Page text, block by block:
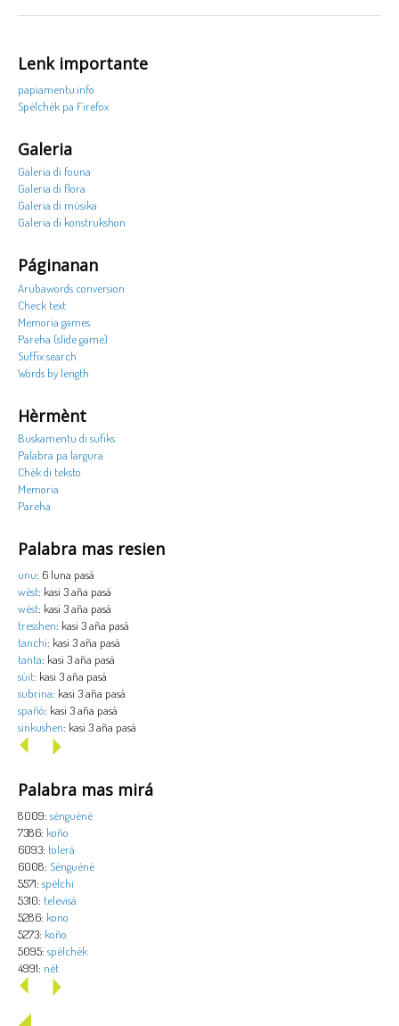
Lenk importante
papiamentu.info
Spèlchèk pa Firefox
Galeria
Galeria di founa
Galeria di flora
Galeria di músika
Galeria di konstrukshon
Páginanan
Arubawords conversion
Check text
Memoria games
Pareha (slide game)
Suffix search
Words by length
Hèrmènt
Buskamentu di sufiks
Palabra pa largura
Chèk di teksto
Memoria
Pareha
Palabra mas resien
unu: 6 luna pasá
wèst: kasi 3 aña pasá
wèst: kasi 3 aña pasá
tresshen: kasi 3 aña pasá
tanchi: kasi 3 aña pasá
tanta: kasi 3 aña pasá
sùit: kasi 3 aña pasá
subrina: kasi 3 aña pasá
spañó: kasi 3 aña pasá
sinkushen: kasi 3 aña pasá
Palabra mas mirá
8009: sènguènè
7386: koño
6093: tolerá
6008: Sènguènè
5571: spèlchi
5310: televisá
5286: kono
5273: koño
5095: spèlchèk
4991: nèt